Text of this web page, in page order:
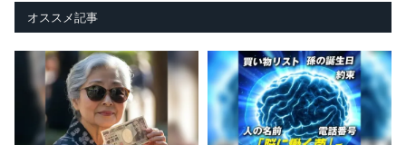
オススメ記事